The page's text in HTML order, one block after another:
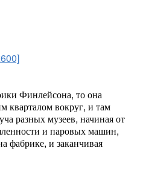
Финлейсона, то она
кварталом вокруг, и там
разных музеев, начиная от
и паровых машин,
фабрике, и заканчивая